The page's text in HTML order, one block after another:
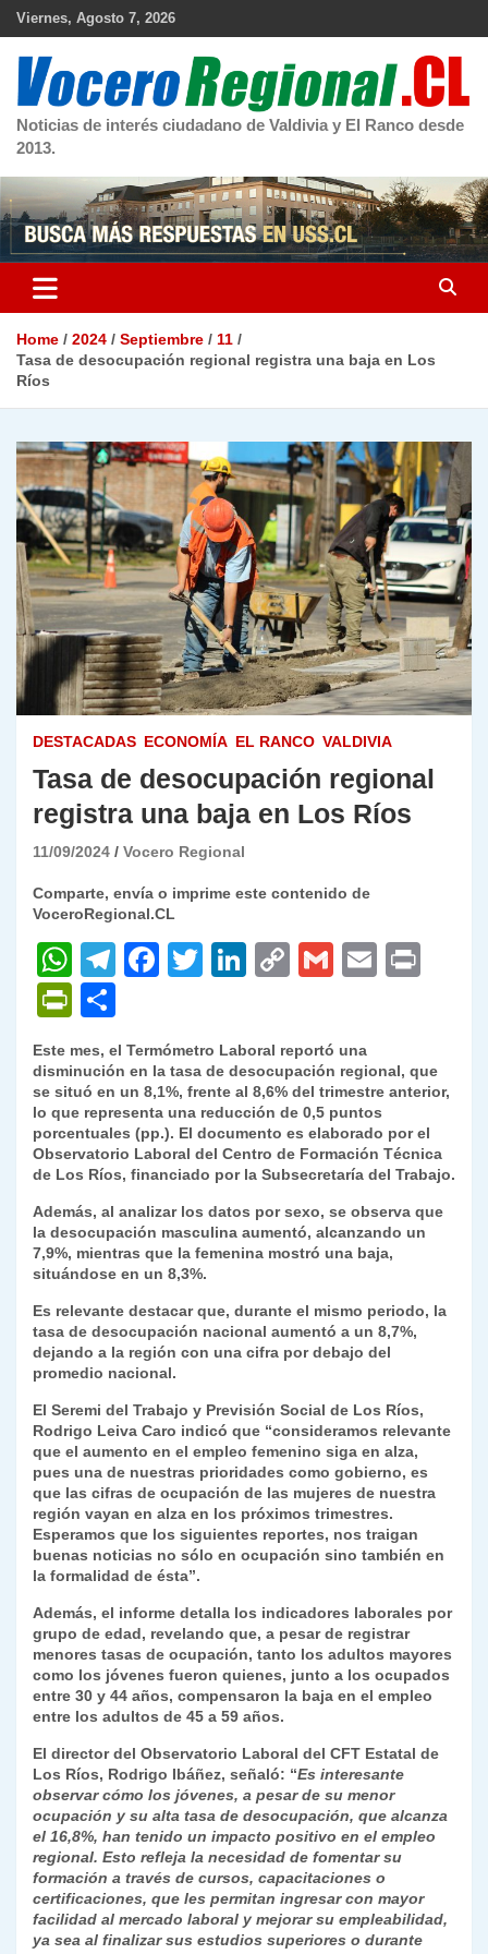
Skip
Viernes, Agosto 7, 2026
Noticias de interés ciudadano de Valdivia y El Ranco desde
2013.
Home 2024 Septiembre
11
Tasa de desocupación regional registra una baja en Los
Ríos
DESTACADAS ECONOMÍA EL RANCO VALDIVIA
Tasa de desocupación regional
registra una baja en Los Ríos
11/09/2024 Vocero Regional
Comparte, envía o imprime este contenido de
VoceroRegional.CL
W
h
at
s
A
p
p
T
gr
a
m
F
e
b
o
o
k
T
er
Li
e
dI
n
C
y
Li
n
k
G
l
E
l
P
nt
Fr
ie
n
dl
y
o
m
p
ar
tir
Este mes, el Termómetro Laboral reportó una
disminución en la tasa de desocupación regional, que
se situó en un 8,1%, frente al 8,6% del trimestre anterior,
lo que representa una reducción de 0,5 puntos
porcentuales (pp.). El documento es elaborado por el
Observatorio Laboral del Centro de Formación Técnica
de Los Ríos, financiado por la Subsecretaría del Trabajo.
Además, al analizar los datos por sexo, se observa que
la desocupación masculina aumentó, alcanzando un
7,9%, mientras que la femenina mostró una baja,
situándose en un 8,3%.
Es relevante destacar que, durante el mismo periodo, la
tasa de desocupación nacional aumentó a un 8,7%,
dejando a la región con una cifra por debajo del
promedio nacional.
El Seremi del Trabajo y Previsión Social de Los Ríos,
Rodrigo Leiva Caro indicó que “consideramos relevante
que el aumento en el empleo femenino siga en alza,
pues una de nuestras prioridades como gobierno, es
que las cifras de ocupación de las mujeres de nuestra
región vayan en alza en los próximos trimestres.
Esperamos que los siguientes reportes, nos traigan
buenas noticias no sólo en ocupación sino también en
la formalidad de ésta”.
Además, el informe detalla los indicadores laborales por
grupo de edad, revelando que, a pesar de registrar
menores tasas de ocupación, tanto los adultos mayores
como los jóvenes fueron quienes, junto a los ocupados
entre 30 y 44 años, compensaron la baja en el empleo
entre los adultos de 45 a 59 años.
El director del Observatorio Laboral del CFT Estatal de
Los Ríos, Rodrigo Ibáñez, señaló: “Es interesante
observar cómo los jóvenes, a pesar de su menor
ocupación y su alta tasa de desocupación, que alcanza
el 16,8%, han tenido un impacto positivo en el empleo
regional. Esto refleja la necesidad de fomentar su
formación a través de cursos, capacitaciones o
certificaciones, que les permitan ingresar con mayor
facilidad al mercado laboral y mejorar su empleabilidad,
ya sea al finalizar sus estudios superiores o durante